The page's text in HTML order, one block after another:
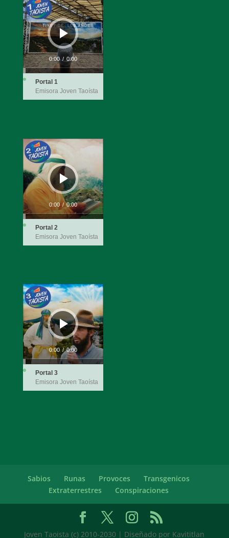
de
audio
0:00 / 0:00
Portal 1
Emisora Joven Taoísta
Reproductor
de
audio
0:00 / 0:00
Portal 2
Emisora Joven Taoísta
Reproductor
de
audio
0:00 / 0:00
Portal 3
Emisora Joven Taoísta
Sabios Runas Provoces
Transgenicos
Extraterrestres
Conspiraciones
Joven Taoista (c) 2010-2030 | Diseñado por Kavititlan